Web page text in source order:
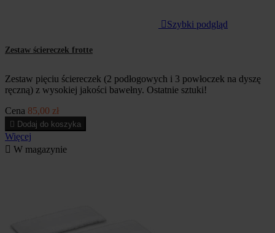
 Szybki podgląd
Zestaw ściereczek frotte
Zestaw pięciu ściereczek (2 podłogowych i 3 powłoczek na dyszę
ręczną) z wysokiej jakości bawełny. Ostatnie sztuki!
Cena 85,00 zł
 Dodaj do koszyka
Więcej
 W magazynie